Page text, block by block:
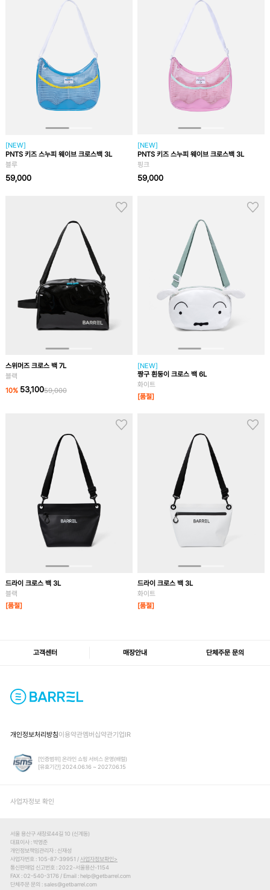
[NEW]
PNTS 키즈 스누피 웨이브 크로스백 3L
블루
59,000
[NEW]
PNTS 키즈 스누피 웨이브 크로스백 3L
핑크
59,000
스위머즈 크로스 백 7L
블랙
10% 53,10059,000
[NEW]
짱구 흰둥이 크로스 백 6L
화이트
[품절]
드라이 크로스 백 3L
블랙
[품절]
드라이 크로스 백 3L
화이트
[품절]
고객센터 매장안내 단체주문 문의
개인정보처리방침이용약관멤버십약관기업IR
[인증범위] 온라인 쇼핑 서비스 운영(배럴)
[유효기간] 2024.06.16 ~ 2027.06.15
사업자정보 확인
서울 용산구 새창로44길 10 (신계동)
대표이사
박영준
개인정보책임관리자
신재성
사업자번호 105-87-39951 /사업자정보확인
통신판매업 신고번호
2022-서울용산-1154
FAX 02-540-3176 Email help@getbarrel.com
단체주문 문의
sales@getbarrel.com